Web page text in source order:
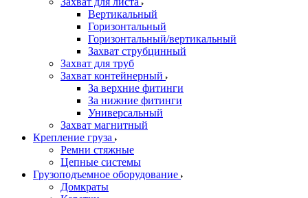
Вертикальный
Горизонтальный
Горизонтальный/вертикальный
Захват струбцинный
Захват для труб
Захват контейнерный
За верхние фитинги
За нижние фитинги
Универсальный
Захват магнитный
Крепление груза
Ремни стяжные
Цепные системы
Грузоподъемное оборудование
Домкраты